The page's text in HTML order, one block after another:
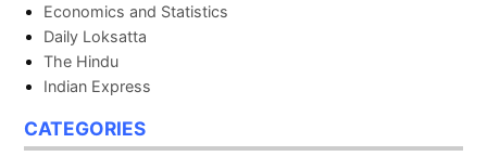
Economics and Statistics
Daily Loksatta
The Hindu
Indian Express
CATEGORIES